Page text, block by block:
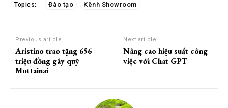
Topics: Đào tạo Kênh Showroom
Previous article
Aristino trao tặng 656
triệu đồng gây quỹ
Mottainai
Next article
Nâng cao hiệu suất công
việc với Chat GPT